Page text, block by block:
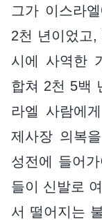
그가 이스라
2천 년이었고,
시에 사역한
합쳐 2천 5백
라엘 사람에
제사장 의복
성전에 들어
들이 신발로
서 떨어지는